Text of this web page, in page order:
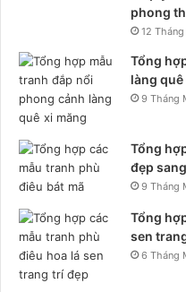
phong
12
Tổng
làng
9 Tháng
Tổng
đẹp
9 Tháng
Tổng
sen
6 Tháng